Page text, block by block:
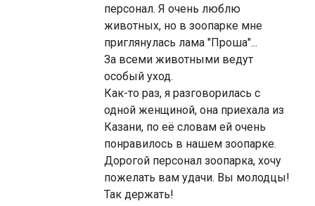
персонал. Я очень люблю
животных, но в зоопарке мне
приглянулась лама "Проша"...
За всеми животными ведут
особый уход.
Как-то раз, я разговорилась с
одной женщиной, она приехала из
Казани, по её словам ей очень
понравилось в нашем зоопарке.
Дорогой персонал зоопарка, хочу
пожелать вам удачи. Вы молодцы!
Так держать!